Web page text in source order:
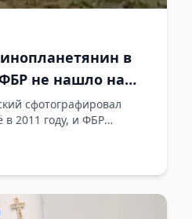
в
не нашло на
сфотографировал
2011 году, и ФБР